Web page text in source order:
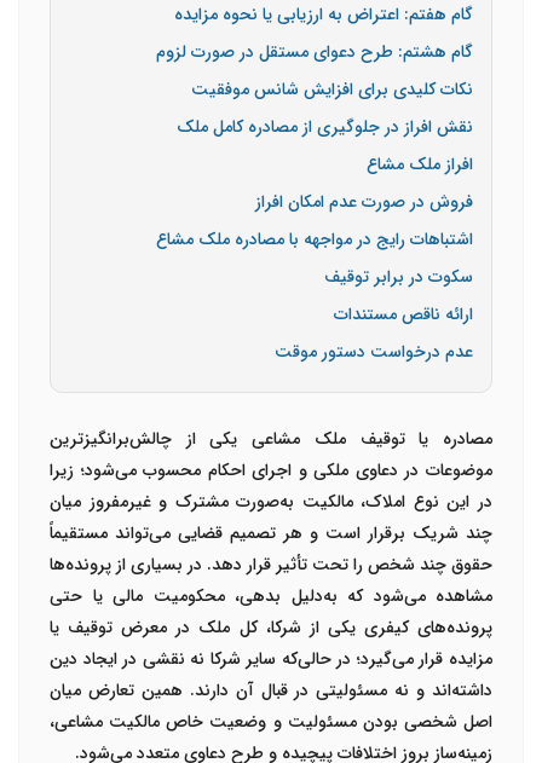
گام هفتم: اعتراض به ارزیابی یا نحوه مزایده
گام هشتم: طرح دعوای مستقل در صورت لزوم
نکات کلیدی برای افزایش شانس موفقیت
نقش افراز در جلوگیری از مصادره کامل ملک
افراز ملک مشاع
فروش در صورت عدم امکان افراز
اشتباهات رایج در مواجهه با مصادره ملک مشاع
سکوت در برابر توقیف
ارائه ناقص مستندات
عدم درخواست دستور موقت
مصادره یا توقیف ملک مشاعی یکی از چالش‌برانگیزترین
موضوعات در دعاوی ملکی و اجرای احکام محسوب می‌شود؛ زیرا
در این نوع املاک، مالکیت به‌صورت مشترک و غیرمفروز میان
چند شریک برقرار است و هر تصمیم قضایی می‌تواند مستقیماً
حقوق چند شخص را تحت تأثیر قرار دهد. در بسیاری از پرونده‌ها
مشاهده می‌شود که به‌دلیل بدهی، محکومیت مالی یا حتی
پرونده‌های کیفری یکی از شرکا، کل ملک در معرض توقیف یا
مزایده قرار می‌گیرد؛ در حالی‌که سایر شرکا نه نقشی در ایجاد دین
داشته‌اند و نه مسئولیتی در قبال آن دارند. همین تعارض میان
اصل شخصی بودن مسئولیت و وضعیت خاص مالکیت مشاعی،
زمینه‌ساز بروز اختلافات پیچیده و طرح دعاوی متعدد می‌شود.